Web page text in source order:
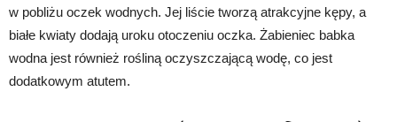
w pobliżu oczek wodnych. Jej liście tworzą atrakcyjne kępy, a
białe kwiaty dodają uroku otoczeniu oczka. Żabieniec babka
wodna jest również rośliną oczyszczającą wodę, co jest
dodatkowym atutem.